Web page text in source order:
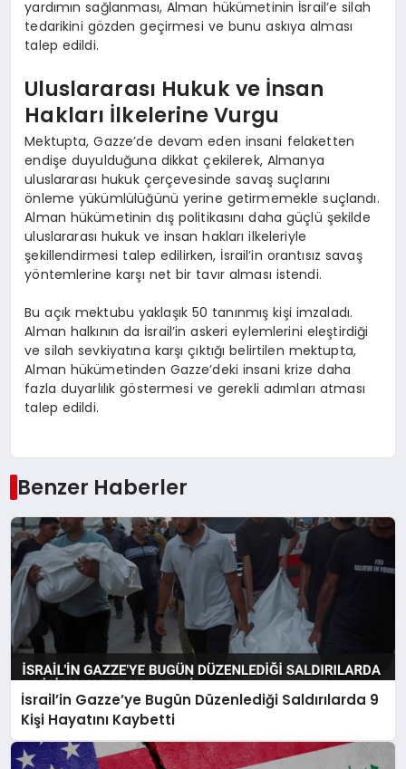
yardımın sağlanması, Alman hükümetinin İsrail’e silah
tedarikini gözden geçirmesi ve bunu askıya alması
talep edildi.
Uluslararası Hukuk ve İnsan
Hakları İlkelerine Vurgu
Mektupta, Gazze’de devam eden insani felaketten
endişe duyulduğuna dikkat çekilerek, Almanya
uluslararası hukuk çerçevesinde savaş suçlarını
önleme yükümlülüğünü yerine getirmemekle suçlandı.
Alman hükümetinin dış politikasını daha güçlü şekilde
uluslararası hukuk ve insan hakları ilkeleriyle
şekillendirmesi talep edilirken, İsrail’in orantısız savaş
yöntemlerine karşı net bir tavır alması istendi.
Bu açık mektubu yaklaşık 50 tanınmış kişi imzaladı.
Alman halkının da İsrail’in askeri eylemlerini eleştirdiği
ve silah sevkiyatına karşı çıktığı belirtilen mektupta,
Alman hükümetinden Gazze’deki insani krize daha
fazla duyarlılık göstermesi ve gerekli adımları atması
talep edildi.
Benzer Haberler
İsrail’in Gazze’ye Bugün Düzenlediği Saldırılarda 9
Kişi Hayatını Kaybetti